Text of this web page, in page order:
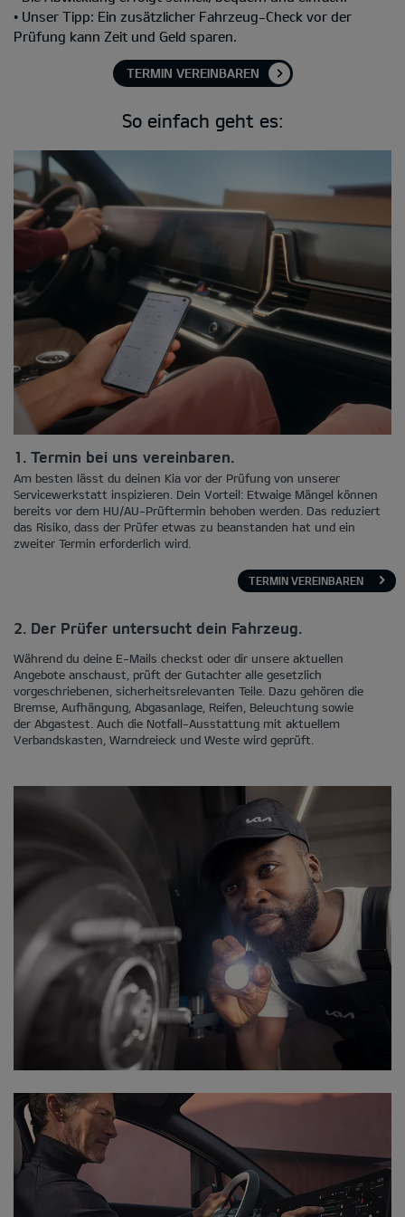
• Unser Tipp: Ein zusätzlicher Fahrzeug-Check vor der
Prüfung kann Zeit und Geld sparen.
TERMIN VEREINBAREN
So einfach geht es:
1. Termin bei uns vereinbaren.
Am besten lässt du deinen Kia vor der Prüfung von unserer
Servicewerkstatt inspizieren. Dein Vorteil: Etwaige Mängel können
bereits vor dem HU/AU-Prüftermin behoben werden. Das reduziert
das Risiko, dass der Prüfer etwas zu beanstanden hat und ein
zweiter Termin erforderlich wird.
TERMIN VEREINBAREN
2. Der Prüfer untersucht dein Fahrzeug.
Während du deine E-Mails checkst oder dir unsere aktuellen
Angebote anschaust, prüft der Gutachter alle gesetzlich
vorgeschriebenen, sicherheitsrelevanten Teile. Dazu gehören die
Bremse, Aufhängung, Abgasanlage, Reifen, Beleuchtung sowie
der Abgastest. Auch die Notfall-Ausstattung mit aktuellem
Verbandskasten, Warndreieck und Weste wird geprüft.